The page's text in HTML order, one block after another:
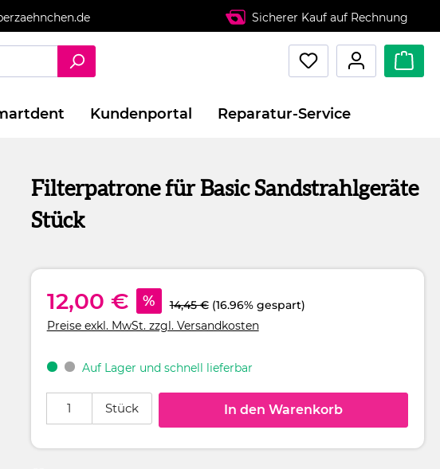
Sicherer Kauf auf Rechnung
Kundenportal Reparatur-Service
Filterpatrone für Basic Sandstrahlgeräte
Stück
12,00 € % 14,45 € (16.96% gespart)
Preise exkl. MwSt. zzgl. Versandkosten
Auf Lager und schnell lieferbar
Stück In den Warenkorb